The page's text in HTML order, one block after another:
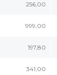
256,00
999,00
197,80
341,00